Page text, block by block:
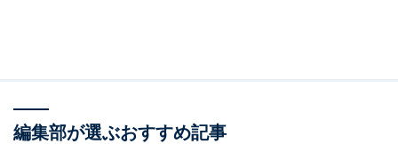
編集部が選ぶおすすめ記事